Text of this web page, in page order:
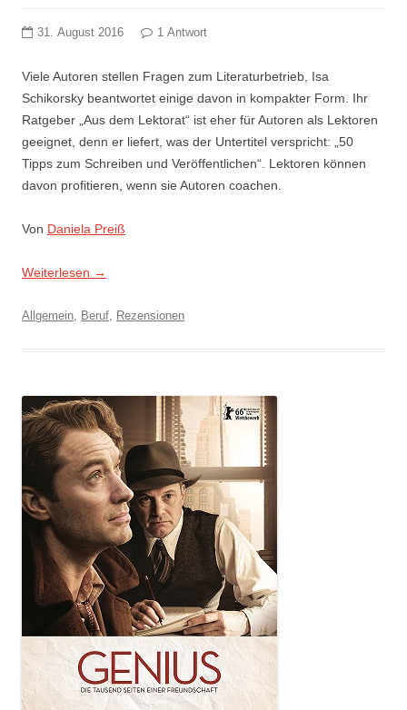
31. August 2016 1 Antwort
Viele Autoren stellen Fragen zum Literaturbetrieb, Isa
Schikorsky beantwortet einige davon in kompakter Form. Ihr
Ratgeber „Aus dem Lektorat“ ist eher für Autoren als Lektoren
geeignet, denn er liefert, was der Untertitel verspricht: „50
Tipps zum Schreiben und Veröffentlichen“. Lektoren können
davon profitieren, wenn sie Autoren coachen.
Von Daniela Preiß
Weiterlesen →
Allgemein, Beruf, Rezensionen